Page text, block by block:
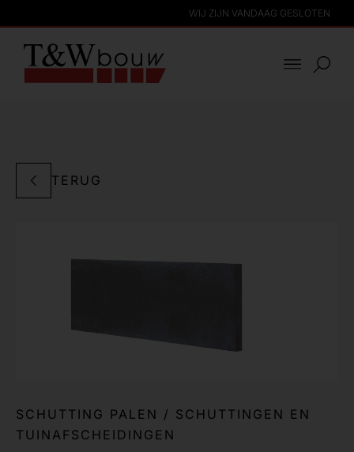
WIJ ZIJN VANDAAG GESLOTEN
TERUG
SCHUTTING PALEN / SCHUTTINGEN EN
TUINAFSCHEIDINGEN